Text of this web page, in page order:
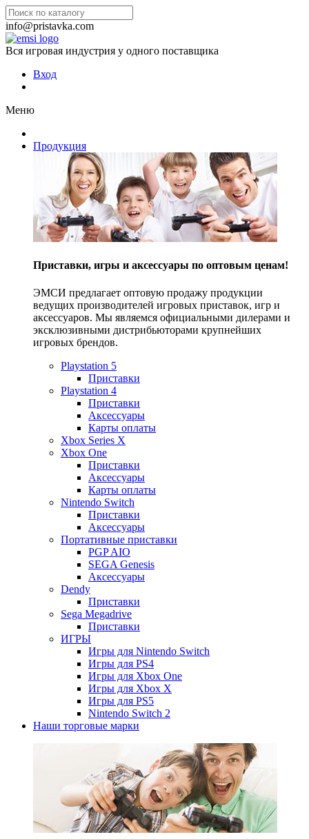
info@pristavka.com
Вся игровая индустрия у одного поставщика
Вход
Меню
Продукция
Приставки, игры и аксессуары по оптовым ценам!
ЭМСИ предлагает оптовую продажу продукции
ведущих производителей игровых приставок, игр и
аксессуаров. Мы являемся официальными дилерами и
эксклюзивными дистрибьюторами крупнейших
игровых брендов.
Playstation 5
Приставки
Playstation 4
Приставки
Аксессуары
Карты оплаты
Xbox Series X
Xbox One
Приставки
Аксессуары
Карты оплаты
Nintendo Switch
Приставки
Аксессуары
Портативные приставки
PGP AIO
SEGA Genesis
Аксессуары
Dendy
Приставки
Sega Megadrive
Приставки
ИГРЫ
Игры для Nintendo Switch
Игры для PS4
Игры для Xbox One
Игры для Xbox X
Игры для PS5
Nintendo Switch 2
Наши торговые марки